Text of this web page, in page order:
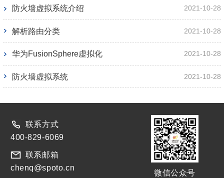
防火墙虚拟系统介绍 2021-10-28
解析路由分类 2021-10-28
华为FusionSphere虚拟化 2021-10-28
防火墙虚拟系统 2021-10-28
联系方式
400-829-6069
联系邮箱
chenq@spoto.cn
微信公众号